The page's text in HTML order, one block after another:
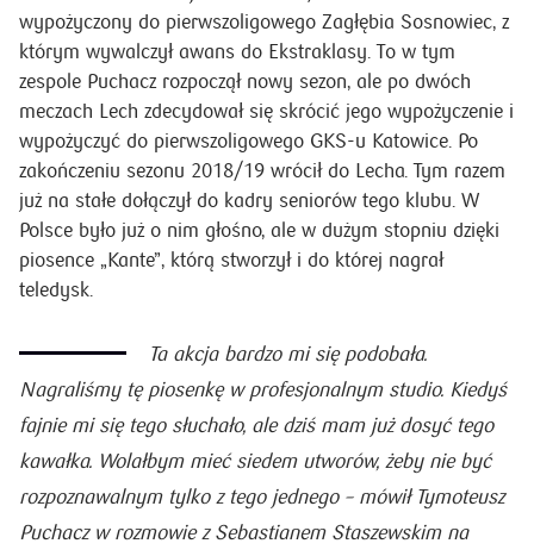
wypożyczony do pierwszoligowego Zagłębia Sosnowiec, z
którym wywalczył awans do Ekstraklasy. To w tym
zespole Puchacz rozpoczął nowy sezon, ale po dwóch
meczach Lech zdecydował się skrócić jego wypożyczenie i
wypożyczyć do pierwszoligowego GKS-u Katowice. Po
zakończeniu sezonu 2018/19 wrócił do Lecha. Tym razem
już na stałe dołączył do kadry seniorów tego klubu. W
Polsce było już o nim głośno, ale w dużym stopniu dzięki
piosence „Kante”, którą stworzył i do której nagrał
teledysk.
Ta akcja bardzo mi się podobała.
Nagraliśmy tę piosenkę w profesjonalnym studio. Kiedyś
fajnie mi się tego słuchało, ale dziś mam już dosyć tego
kawałka. Wolałbym mieć siedem utworów, żeby nie być
rozpoznawalnym tylko z tego jednego – mówił Tymoteusz
Puchacz w rozmowie z Sebastianem Staszewskim na